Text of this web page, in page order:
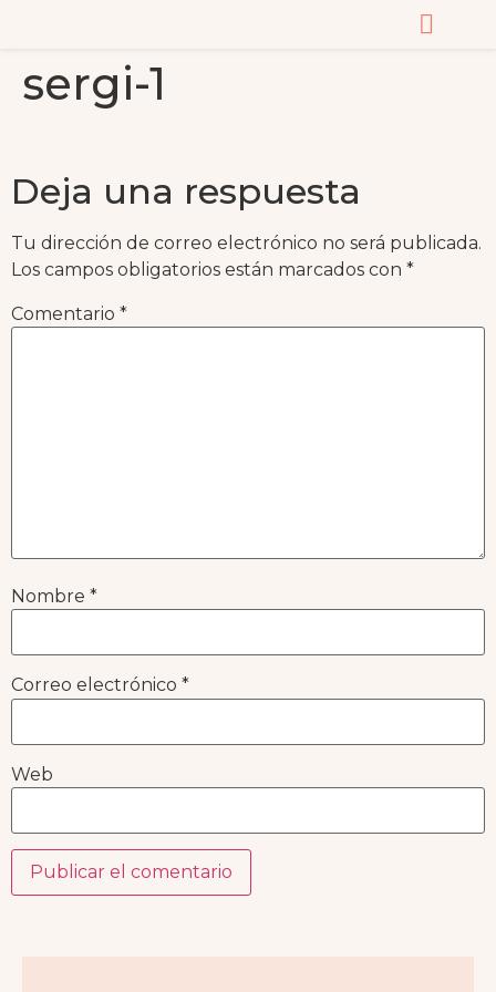
sergi-1
Deja una respuesta
Tu dirección de correo electrónico no será publicada.
Los campos obligatorios están marcados con *
Comentario *
Nombre *
Correo electrónico *
Web